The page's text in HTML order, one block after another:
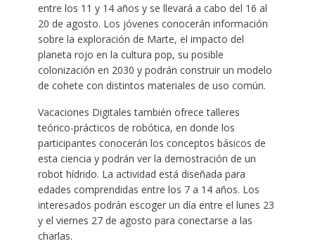
entre los 11 y 14 años y se llevará a cabo del 16 al
20 de agosto. Los jóvenes conocerán información
sobre la exploración de Marte, el impacto del
planeta rojo en la cultura pop, su posible
colonización en 2030 y podrán construir un modelo
de cohete con distintos materiales de uso común.
Vacaciones Digitales también ofrece talleres
teórico-prácticos de robótica, en donde los
participantes conocerán los conceptos básicos de
esta ciencia y podrán ver la demostración de un
robot hídrido. La actividad está diseñada para
edades comprendidas entre los 7 a 14 años. Los
interesados podrán escoger un día entre el lunes 23
y el viernes 27 de agosto para conectarse a las
charlas.